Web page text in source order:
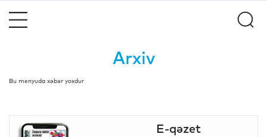
Arxiv
Bu menyuda xəbər yoxdur
E-qəzet